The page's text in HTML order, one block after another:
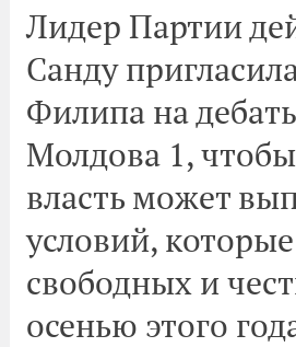
Лидер Партии
Санду
Филипа на
Молдова 1,
власть может
условий,
свободных и
осенью этого